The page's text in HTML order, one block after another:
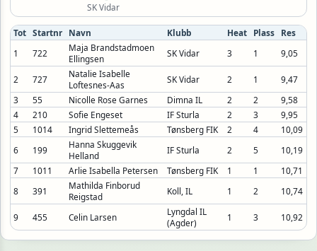
SK Vidar
Tot Startnr Navn Klubb Heat Plass
Res
1
722
Maja Brandstadmoen
Ellingsen
SK Vidar 3 1 9,05
2 727
Natalie Isabelle
Loftesnes-Aas
SK Vidar 2 1
9,47
3
55 Nicolle Rose Garnes Dimna IL 2 2
9,58
4
210 Sofie Engeset IF Sturla 2 3
9,95
5
1014 Ingrid Slettemeås Tønsberg FIK 2 4
10,09
6
199
Hanna Skuggevik
Helland
IF Sturla 2 5
10,19
7
1011 Arlie Isabella Petersen Tønsberg FIK 1 1
10,71
8
391
Mathilda Finborud
Reigstad
Koll, IL 1 2 10,74
9 455 Celin Larsen
Lyngdal IL
(Agder)
1 3 10,92